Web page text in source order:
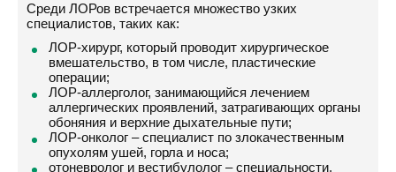
Среди ЛОРов встречается множество узких
специалистов, таких как:
ЛОР-хирург, который проводит хирургическое
вмешательство, в том числе, пластические
операции;
ЛОР-аллерголог, занимающийся лечением
аллергических проявлений, затрагивающих органы
обоняния и верхние дыхательные пути;
ЛОР-онколог – специалист по злокачественным
опухолям ушей, горла и носа;
отоневролог и вестибулолог – специальности,